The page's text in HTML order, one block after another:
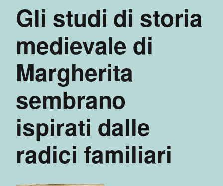
Gli studi di storia
medievale di
Margherita
sembrano
ispirati dalle
radici familiari